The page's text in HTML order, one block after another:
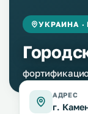
УКРАИНА
АДРЕС
г.